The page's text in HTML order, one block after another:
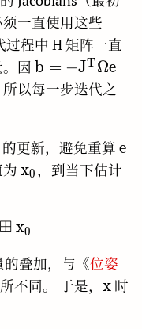
一直使用这些
过程中 H 矩阵一直
因 \rm b=-
J^T\Omega
b = −JTΩe
以每一步迭代之
更新，避免重算
e
e
\rm
x0 ，到当下估计
=
⊞ x0
叠加，与《位姿
不同。 于是， \rm
x
ˉ时